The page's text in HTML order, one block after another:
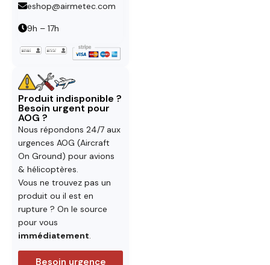
eshop@airmetec.com
9h – 17h
Produit indisponible ?
Besoin urgent pour
AOG ?
Nous répondons 24/7 aux
urgences AOG (Aircraft
On Ground) pour avions
& hélicoptères.
Vous ne trouvez pas un
produit ou il est en
rupture ? On le source
pour vous
immédiatement.
Besoin urgence